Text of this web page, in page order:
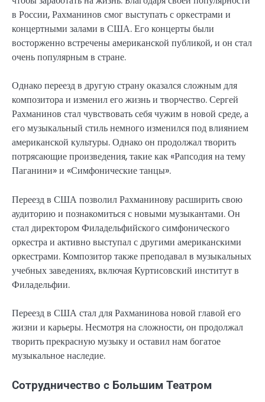
в России, Рахманинов смог выступать с оркестрами и
концертными залами в США. Его концерты были
восторженно встречены американской публикой, и он стал
очень популярным в стране.
Однако переезд в другую страну оказался сложным для
композитора и изменил его жизнь и творчество. Сергей
Рахманинов стал чувствовать себя чужим в новой среде, а
его музыкальный стиль немного изменился под влиянием
американской культуры. Однако он продолжал творить
потрясающие произведения, такие как «Рапсодия на тему
Паганини» и «Симфонические танцы».
Переезд в США позволил Рахманинову расширить свою
аудиторию и познакомиться с новыми музыкантами. Он
стал директором Филадельфийского симфонического
оркестра и активно выступал с другими американскими
оркестрами. Композитор также преподавал в музыкальных
учебных заведениях, включая Куртисовский институт в
Филадельфии.
Переезд в США стал для Рахманинова новой главой его
жизни и карьеры. Несмотря на сложности, он продолжал
творить прекрасную музыку и оставил нам богатое
музыкальное наследие.
Сотрудничество с Большим Театром